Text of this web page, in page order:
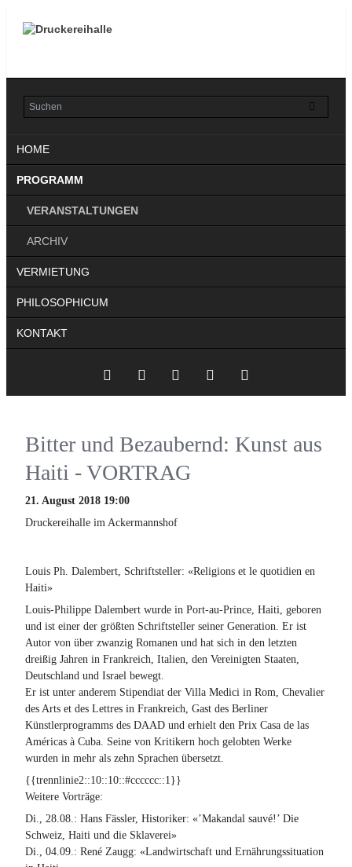
HOME
PROGRAMM
VERANSTALTUNGEN
ARCHIV
VERMIETUNG
PHILOSOPHICUM
KONTAKT
Feed
Bitter und Bezaubernd: Kunst aus
Haiti - VORTRAG
21. August 2018 19:00
Druckereihalle im Ackermannshof
Louis Ph. Dalembert, Schriftsteller: «Religions et le quotidien en
Haiti»
Louis-Philippe Dalembert wurde in Port-au-Prince, Haiti, geboren
und ist einer der größten Schriftsteller seiner Generation. Er ist
Autor von über zwanzig Romanen und hat sich in den letzten
dreißig Jahren in Frankreich, Italien, den Vereinigten Staaten,
Deutschland und Israel bewegt.
Er ist unter anderem Stipendiat der Villa Medici in Rom, Chevalier
des Arts et des Lettres in Frankreich, Gast des Berliner
Künstlerprogramms des DAAD und erhielt den Prix Casa de las
Américas à Cuba. Seine von Kritikern hoch gelobten Werke
wurden in mehr als zehn Sprachen übersetzt.
{{trennlinie2::10::10::#cccccc::1}}
Weitere Vorträge:
Di., 28.08.: Hans Fässler, Historiker: «’Makandal sauvé!’ Die
Schweiz, Haiti und die Sklaverei»
Di., 04.09.: René Zaugg: «Landwirtschaft und Ernährungssituation